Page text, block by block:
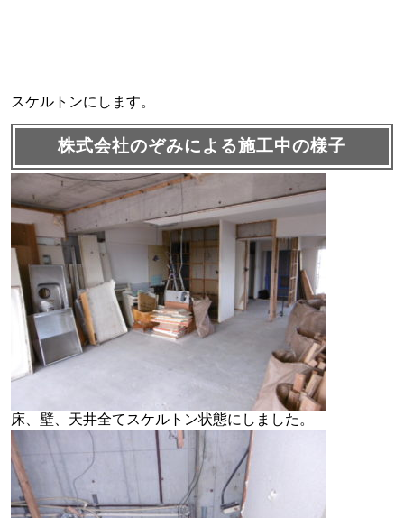
スケルトンにします。
株式会社のぞみによる施工中の様子
床、壁、天井全てスケルトン状態にしました。